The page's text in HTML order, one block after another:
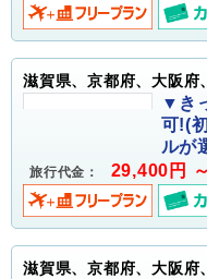
滋賀県、京都府、大阪府
▼き
可!(
ルが
旅行代金： 29,400円
滋賀県、京都府、大阪府